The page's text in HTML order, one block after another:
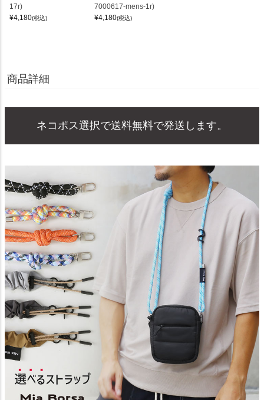
17r)
¥4,180(税込)
7000617-mens-1r)
¥4,180(税込)
商品詳細
ネコポス選択で送料無料で発送します。